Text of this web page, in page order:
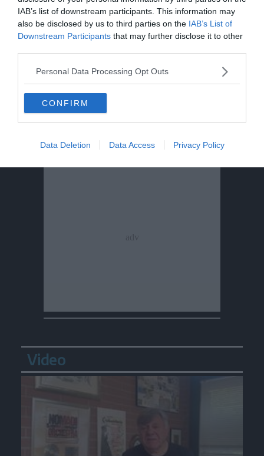
IAB’s list of downstream participants. This information may
also be disclosed by us to third parties on the IAB’s List of
Downstream Participants that may further disclose it to other
Personal Data Processing Opt Outs
CONFIRM
Data Deletion Data Access Privacy Policy
Escursione tragica in val di Non, Cles
piange “Gianni” Flaim
Incidente nel canyon della Val Noana,
ferita un’escursionista
Video